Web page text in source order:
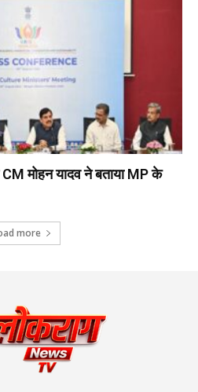
मोहन यादव ने बताया MP के
more